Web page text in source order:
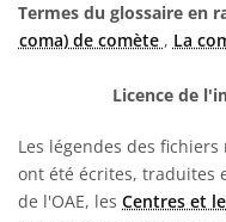
Termes du glossaire en
coma) de comète , La
Licence de
Les légendes des
ont été écrites, traduites
de l'OAE, les Centres et